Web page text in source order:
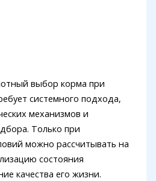
выбор корма при
системного подхода,
механизмов и
Только при
можно рассчитывать на
состояния
качества его жизни.